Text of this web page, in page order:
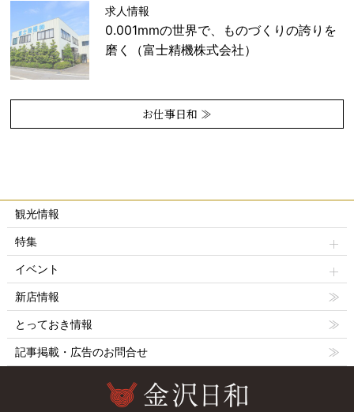
求人情報
0.001mmの世界で、ものづくりの誇りを
磨く（富士精機株式会社）
お仕事日和 ≫
観光情報
特集
イベント
新店情報
とっておき情報
記事掲載・広告のお問合せ